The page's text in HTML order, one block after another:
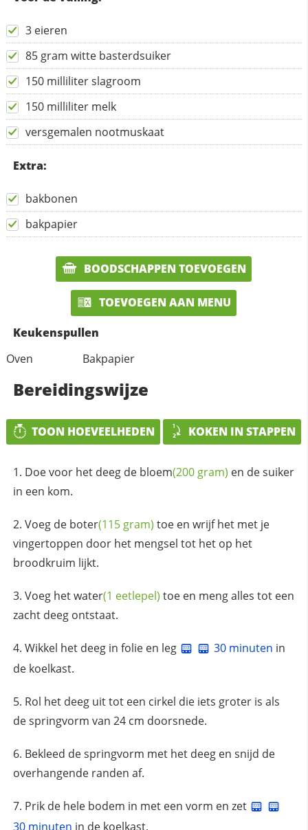
3 eieren
85 gram witte basterdsuiker
150 milliliter slagroom
150 milliliter melk
versgemalen nootmuskaat
Extra:
bakbonen
bakpapier
BOODSCHAPPEN TOEVOEGEN
TOEVOEGEN AAN MENU
Keukenspullen
Oven
Bakpapier
Bereidingswijze
TOON HOEVEELHEDEN KOKEN IN STAPPEN
Doe voor het deeg de bloem(200 gram) en de suiker
in een kom.
Voeg de boter(115 gram) toe en wrijf het met je
vingertoppen door het mengsel tot het op het
broodkruim lijkt.
Voeg hetwater(1 eetlepel) toe en meng alles tot een
zacht deeg ontstaat.
Wikkel het deeg in folie en leg 30 minuten in
de koelkast.
Rol het deeg uit tot een cirkel die iets groter is als
de springvorm van 24 cm doorsnede.
Bekleed de springvorm met het deeg en snijd de
overhangende randen af.
Prik de hele bodem in met een vorm en zet
30 minuten in de koelkast.